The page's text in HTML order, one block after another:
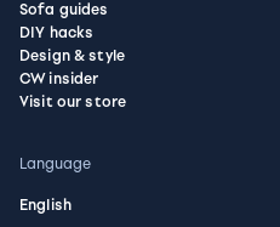
Sofa guides
DIY hacks
Design & style
CW insider
Visit our store
Language
English